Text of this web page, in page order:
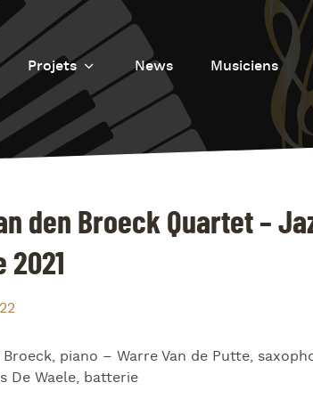
Projets
Introduction
Resurrection
News Musiciens
den Broeck Quartet –
piano – Warre Van de Putte,
De Waele, batterie